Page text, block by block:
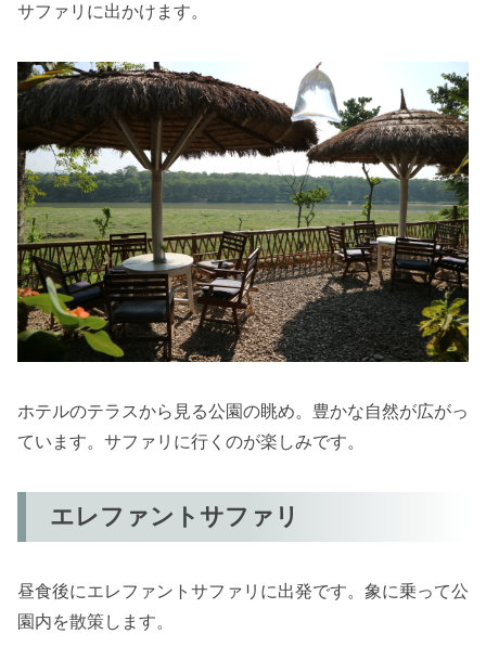
サファリに出かけます。
ホテルのテラスから見る公園の眺め。豊かな自然が広がっ
ています。サファリに行くのが楽しみです。
エレファントサファリ
昼食後にエレファントサファリに出発です。象に乗って公
園内を散策します。